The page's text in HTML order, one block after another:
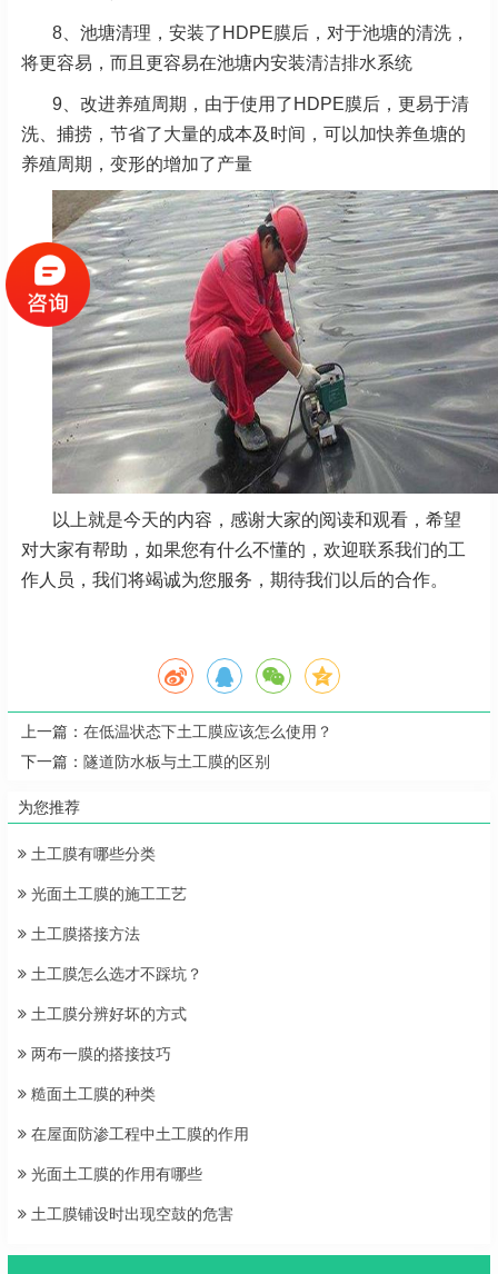
8、池塘清理，安装了HDPE膜后，对于池塘的清洗，
将更容易，而且更容易在池塘内安装清洁排水系统
9、改进养殖周期，由于使用了HDPE膜后，更易于清
洗、捕捞，节省了大量的成本及时间，可以加快养鱼塘的
养殖周期，变形的增加了产量
以上就是今天的内容，感谢大家的阅读和观看，希望
对大家有帮助，如果您有什么不懂的，欢迎联系我们的工
作人员，我们将竭诚为您服务，期待我们以后的合作。
上一篇： 在低温状态下土工膜应该怎么使用？
下一篇： 隧道防水板与土工膜的区别
为您推荐
土工膜有哪些分类
光面土工膜的施工工艺
土工膜搭接方法
土工膜怎么选才不踩坑？
土工膜分辨好坏的方式
两布一膜的搭接技巧
糙面土工膜的种类
在屋面防渗工程中土工膜的作用
光面土工膜的作用有哪些
土工膜铺设时出现空鼓的危害